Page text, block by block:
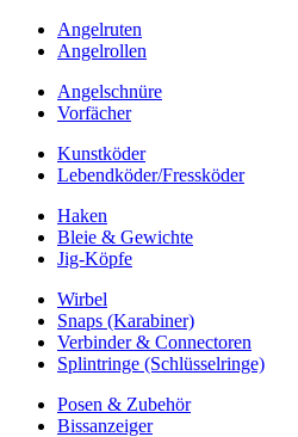
Angelruten
Angelrollen
Angelschnüre
Vorfächer
Kunstköder
Lebendköder/Fressköder
Haken
Bleie & Gewichte
Jig-Köpfe
Wirbel
Snaps (Karabiner)
Verbinder & Connectoren
Splintringe (Schlüsselringe)
Posen & Zubehör
Bissanzeiger